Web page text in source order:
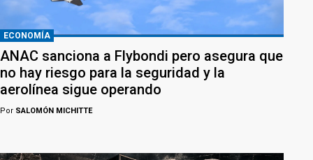
ECONOMÍA
ANAC sanciona a Flybondi pero asegura que
no hay riesgo para la seguridad y la
aerolínea sigue operando
Por SALOMÓN MICHITTE